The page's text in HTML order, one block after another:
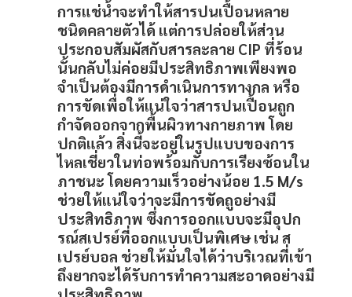
การแช่น้ำจะทำให้สารปนเปื้อนหลาย
ชนิดคลายตัวได้ แต่การปล่อยให้ส่วน
ประกอบสัมผัสกับสารละลาย CIP ที่ร้อน
นั้นกลับไม่ค่อยมีประสิทธิภาพเพียงพอ
จำเป็นต้องมีการดำเนินการทางกล หรือ
การขัดเพื่อให้แน่ใจว่าสารปนเปื้อนถูก
กำจัดออกจากพื้นผิวทางกายภาพ โดย
ปกติแล้ว สิ่งนี้จะอยู่ในรูปแบบของการ
ไหลเชี่ยวในท่อพร้อมกับการเรียงซ้อนใน
ภาชนะ โดยความเร็วอย่างน้อย 1.5 M/s
ช่วยให้แน่ใจว่าจะมีการขัดถูอย่างมี
ประสิทธิภาพ ซึ่งการออกแบบจะมีอุปก
รณ์สเปรย์ที่ออกแบบเป็นพิเศษ เช่น ส
เปรย์บอล ช่วยให้มั่นใจได้ว่าบริเวณที่เข้า
ถึงยากจะได้รับการทำความสะอาดอย่างมี